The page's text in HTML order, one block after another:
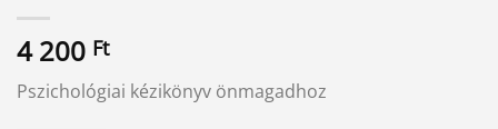
4 200 Ft
Pszichológiai kézikönyv önmagadhoz